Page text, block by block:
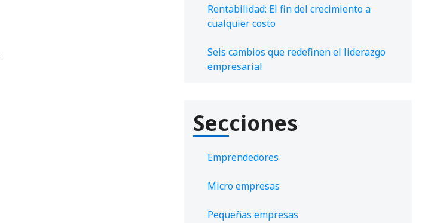
Rentabilidad: El fin del crecimiento a
cualquier costo
Seis cambios que redefinen el liderazgo
empresarial
Secciones
Emprendedores
Micro empresas
Pequeñas empresas